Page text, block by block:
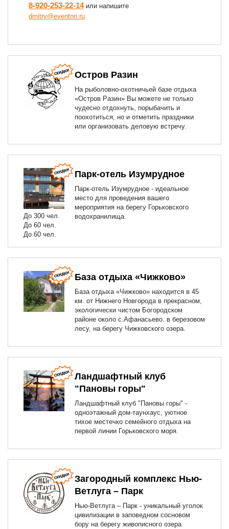
8-920-253-22-14или напишите
dmitry@eventnn.ru
Остров Разин
На рыболовно-охотничьей базе отдыха
«Остров Разин» Вы можете не только
чудесно отдохнуть, порыбачить и
поохотиться, но и отметить праздники
или организовать деловую встречу.
До 300 чел.
До 60 чел.
До 60 чел.
Парк-отель Изумрудное
Парк-отель Изумрудное - идеальное
место для проведения вашего
мероприятия на берегу Горьковского
водохранилища.
База отдыха «Чижково»
База отдыха «Чижково» находится в 45
км. от Нижнего Новгорода в прекрасном,
экологически чистом Богородском
районе около с.Афанасьево. в березовом
лесу, на берегу Чижковского озера.
Ландшафтный клуб
"Пановы горы"
Ландшафтный клуб "Пановы горы" -
одноэтажный дом-таунхаус, уютное
тихое местечко семейного отдыха на
первой линии Горьковского моря.
Загородный комплекс Нью-
Ветлуга – Парк
Нью-Ветлуга – Парк - уникальный уголок
цивилизации в заповедном сосновом
бору на берегу живописного озера